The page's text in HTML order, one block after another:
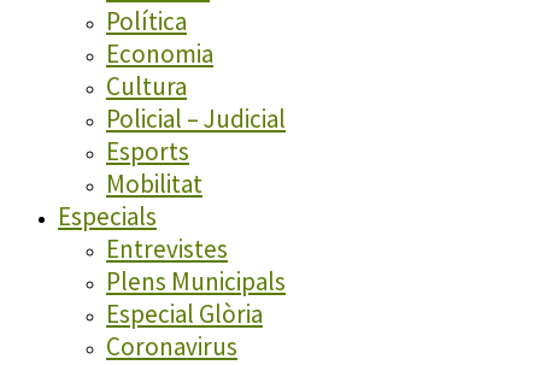
Política
Economia
Cultura
Policial – Judicial
Esports
Mobilitat
Especials
Entrevistes
Plens Municipals
Especial Glòria
Coronavirus